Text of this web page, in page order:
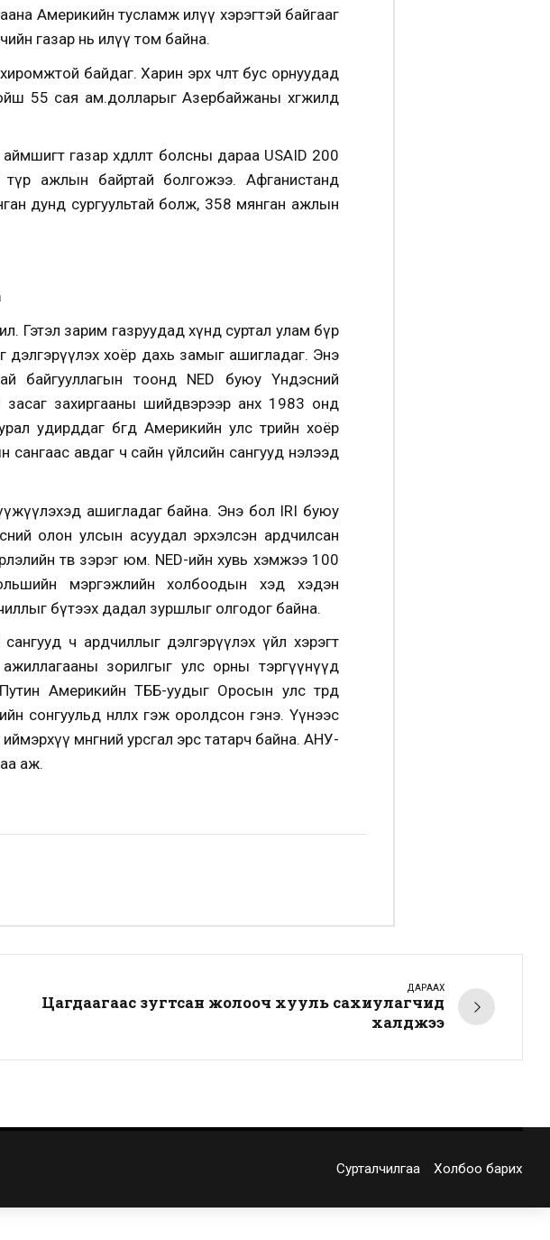
Америкийн тусламж илүү хэрэгтэй байгааг
газар нь илүү том байна.
байдаг. Харин эрх чөлөөт бус орнуудад
55 сая ам.долларыг Азербайжаны хөгжилд
газар хөдлөлт болсны дараа USAID 200
ажлын байртай болгожээ. Афганистанд
дунд сургуультай болж, 358 мянган ажлын
Гэтэл зарим газруудад хүнд суртал улам бүр
дэлгэрүүлэх хоёр дахь замыг ашигладаг. Энэ
байгууллагын тоонд NED буюу Үндэсний
засаг захиргааны шийдвэрээр анх 1983 онд
удирддаг бөгөөд Америкийн улс төрийн хоёр
сангаас авдаг ч сайн үйлсийн сангууд нэлээд
ашигладаг байна. Энэ бол IRI буюу
олон улсын асуудал эрхэлсэн ардчилсан
төв зэрэг юм. NED-ийн хувь хэмжээ 100
мэргэжлийн холбоодын хэд хэдэн
бүтээх дадал зуршлыг олгодог байна.
ч ардчиллыг дэлгэрүүлэх үйл хэрэгт
зорилгыг улс орны тэргүүнүүд
Америкийн ТББ-уудыг Оросын улс төрд
сонгуульд нөлөөлөх гэж оролдсон гэнэ. Үүнээс
мөнгөний урсгал эрс татарч байна. АНУ-
аж.
ДАРААХ
Цагдаагаас зугтсан жолооч хууль сахиулагчид
халджээ
Сурталчилгаа Холбоо барих